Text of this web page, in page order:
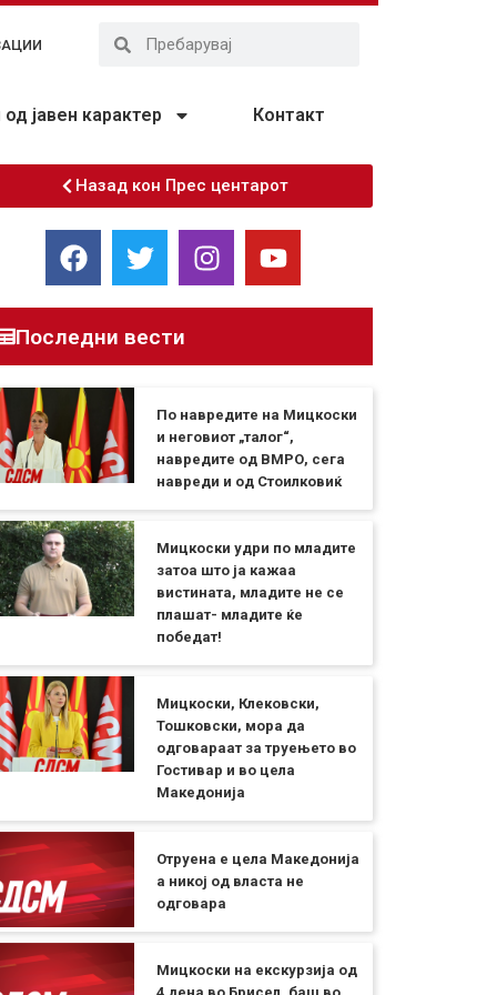
јавен карактер Контакт
Назад кон Прес центарот
Последни вести
По навредите на Мицкоски
и неговиот „талог“,
навредите од ВМРО, сега
навреди и од Стоилковиќ
Мицкоски удри по младите
затоа што ја кажаа
вистината, младите не се
плашат- младите ќе
победат!
Мицкоски, Клековски,
Тошковски, мора да
одговараат за труењето во
Гостивар и во цела
Македонија
Отруена е цела Македонија
а никој од власта не
одговара
Мицкоски на екскурзија од